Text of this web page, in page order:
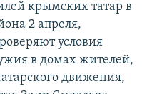
крымских татар в
2 апреля,
условия
в домах жителей,
движения,